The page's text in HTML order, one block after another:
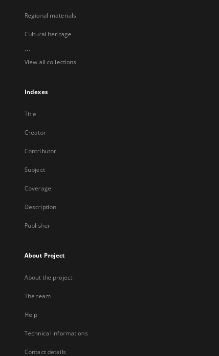
Regional materials
Cultural heritage
...
View all collections
Indexes
Title
Creator
Contributor
Subject
Coverage
Description
Publisher
About Project
About the project
The team
Help
Technical informations
Contact details